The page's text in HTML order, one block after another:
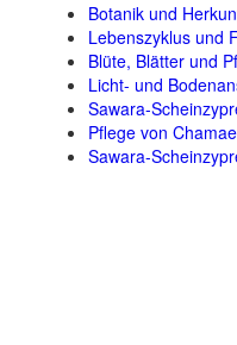
Botanik und
Lebenszyklus und
Blüte, Blätter und
Licht- und
Sawara-
Pflege von
Sawara-